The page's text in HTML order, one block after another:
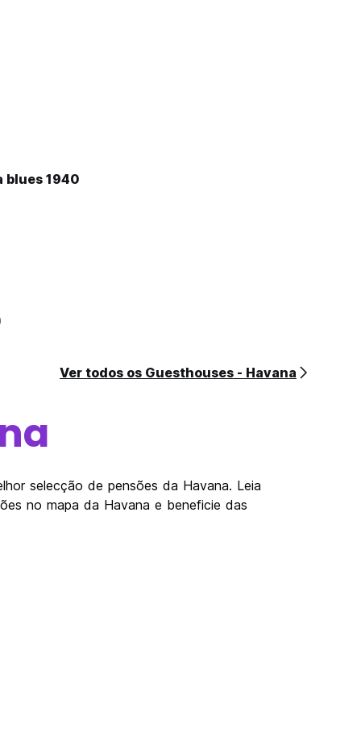
blues 1940
Ver todos os Guesthouses - Havana
selecção de pensões da Havana. Leia
no mapa da Havana e beneficie das